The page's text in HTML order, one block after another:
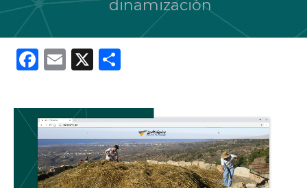
dinamización
Facebook
Email
X